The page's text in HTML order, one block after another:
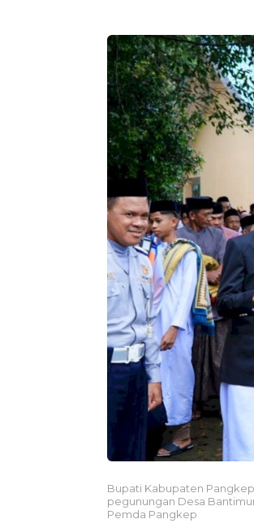
Bupati Kabupaten Pangkep
pegunungan Desa
Pemda Pangkep